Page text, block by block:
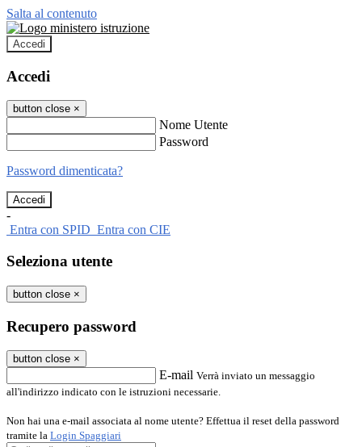
Salta al contenuto
Accedi
Accedi
button close ×
Nome Utente
Password
Password dimenticata?
-
Entra con SPID Entra con CIE
Seleziona utente
button close ×
Recupero password
button close ×
E-mail Verrà inviato un messaggio
all'indirizzo indicato con le istruzioni necessarie.
Non hai una e-mail associata al nome utente? Effettua il reset della password
tramite la Login Spaggiari